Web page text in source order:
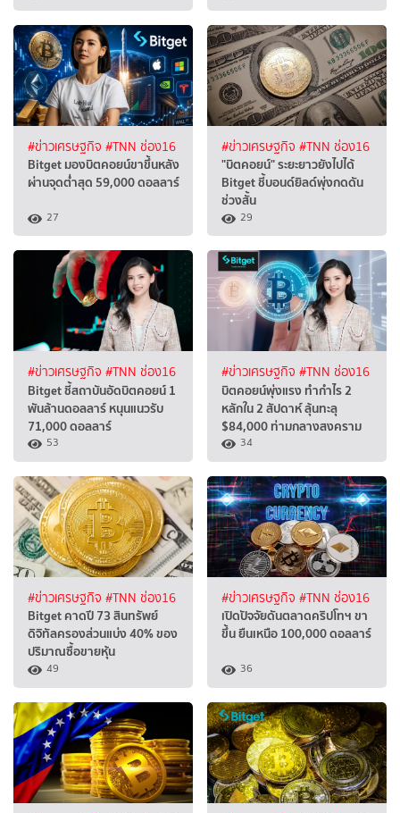
#ข่าวเศรษฐกิจ #TNN ช่อง16
Bitget มองบิตคอยน์ขาขึ้นหลัง
ผ่านจุดต่ำสุด 59,000 ดอลลาร์
27
#ข่าวเศรษฐกิจ #TNN ช่อง16
"บิตคอยน์" ระยะยาวยังไปได้
Bitget ชี้บอนด์ยิลด์พุ่งกดดัน
ช่วงสั้น
29
#ข่าวเศรษฐกิจ #TNN ช่อง16
Bitget ชี้สถาบันอัดบิตคอยน์ 1
พันล้านดอลลาร์ หนุนแนวรับ
71,000 ดอลลาร์
53
#ข่าวเศรษฐกิจ #TNN ช่อง16
บิตคอยน์พุ่งแรง ทำกำไร 2
หลักใน 2 สัปดาห์ ลุ้นทะลุ
$84,000 ท่ามกลางสงคราม
34
#ข่าวเศรษฐกิจ #TNN ช่อง16
Bitget คาดปี 73 สินทรัพย์
ดิจิทัลครองส่วนแบ่ง 40% ของ
ปริมาณซื้อขายหุ้น
49
#ข่าวเศรษฐกิจ #TNN ช่อง16
เปิดปัจจัยดันตลาดคริปโทฯ ขา
ขึ้น ยืนเหนือ 100,000 ดอลลาร์
36